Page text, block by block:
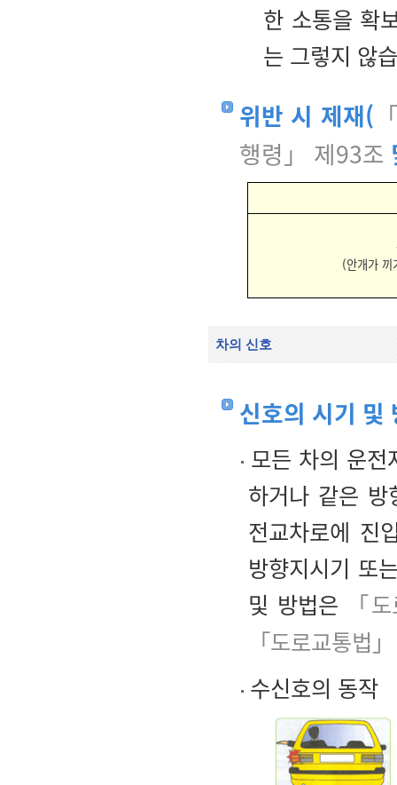
한 소통을 확
는 그렇지 않
위반 시 제재(
행령」 제93조
(안개가 끼
차의 신호
신호의 시기 및
모든 차의 운전
하거나 같은 방
전교차로에 진
방향지시기 또
및 방법은
「
「도로교통법
수신호의 동작